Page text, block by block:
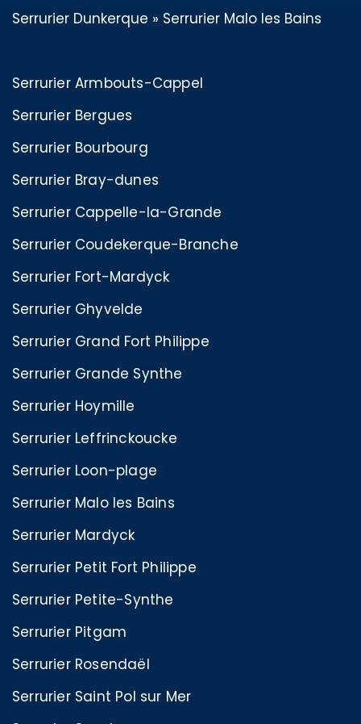
Serrurier Dunkerque » Serrurier Malo les Bains
Serrurier Armbouts-Cappel
Serrurier Bergues
Serrurier Bourbourg
Serrurier Bray-dunes
Serrurier Cappelle-la-Grande
Serrurier Coudekerque-Branche
Serrurier Fort-Mardyck
Serrurier Ghyvelde
Serrurier Grand Fort Philippe
Serrurier Grande Synthe
Serrurier Hoymille
Serrurier Leffrinckoucke
Serrurier Loon-plage
Serrurier Malo les Bains
Serrurier Mardyck
Serrurier Petit Fort Philippe
Serrurier Petite-Synthe
Serrurier Pitgam
Serrurier Rosendaël
Serrurier Saint Pol sur Mer